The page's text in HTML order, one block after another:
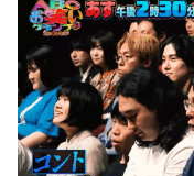
アナ回覧板